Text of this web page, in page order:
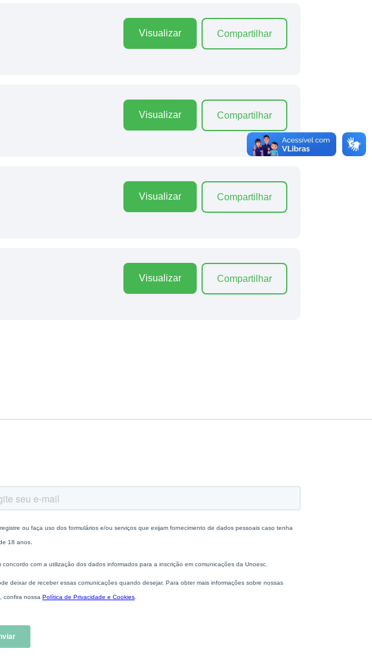
Visualizar Compartilhar
Visualizar Compartilhar
Visualizar Compartilhar
Visualizar Compartilhar